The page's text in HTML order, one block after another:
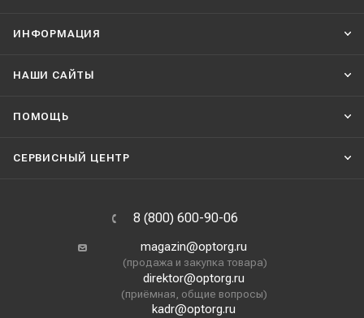
ИНФОРМАЦИЯ
НАШИ CАЙТЫ
ПОМОЩЬ
СЕРВИСНЫЙ ЦЕНТР
8 (800) 600-90-06
magazin@optorg.ru
(продажа и закупка товара)
direktor@optorg.ru
(приёмная, общие вопросы)
kadr@optorg.ru